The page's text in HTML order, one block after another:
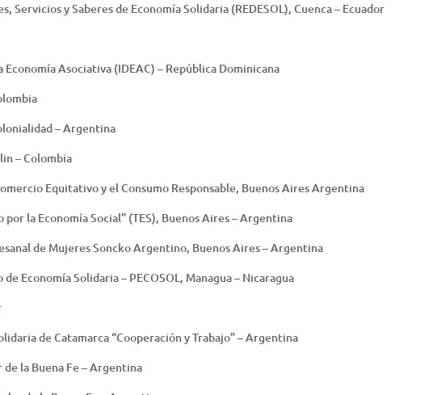
Servicios y Saberes de Economía Solidaria (REDESOL), Cuenca – Ecuador
Asociativa (IDEAC) – República Dominicana
– Argentina
– Colombia
Equitativo y el Consumo Responsable, Buenos Aires Argentina
por la Economía Social” (TES), Buenos Aires – Argentina
de Mujeres Soncko Argentino, Buenos Aires – Argentina
Economía Solidaria – PECOSOL, Managua – Nicaragua
de Catamarca “Cooperación y Trabajo” – Argentina
de la Buena Fe – Argentina